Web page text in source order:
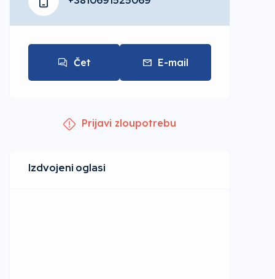
Čet E-mail
Prijavi zloupotrebu